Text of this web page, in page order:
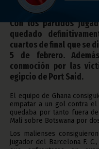
Con los partidos
quedado
cuartos de final que se
5 de febrero.
conmoción por las
egipcio de Port Said.
El equipo de Ghana
empatar a un gol contra el
quedaba por tanto fuera
Mali sobre Botswana por
Los malienses
jugador del Barcelona F.